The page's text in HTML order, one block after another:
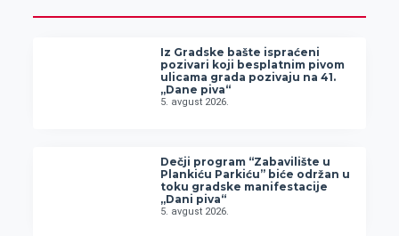
Iz Gradske bašte ispraćeni
pozivari koji besplatnim pivom
ulicama grada pozivaju na 41.
„Dane piva“
5. avgust 2026.
Dečji program “Zabavilište u
Plankiću Parkiću” biće održan u
toku gradske manifestacije
„Dani piva“
5. avgust 2026.